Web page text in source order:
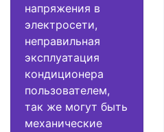
напряжения в
электросети,
неправильная
эксплуатация
кондиционера
пользователем,
так же могут быть
механические